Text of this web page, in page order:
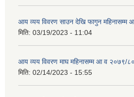
आय व्यय विवरण साउन देखि फागुन महिनासम्म
मिति: 03/19/2023 - 11:04
आय व्यय विवरण माघ महिनासम्म आ व २०७९/८०
मिति: 02/14/2023 - 15:55